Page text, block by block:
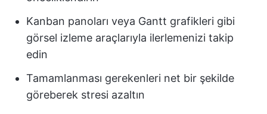
Kanban panoları veya Gantt grafikleri gibi
görsel izleme araçlarıyla ilerlemenizi takip
edin
Tamamlanması gerekenleri net bir şekilde
göreberek stresi azaltın